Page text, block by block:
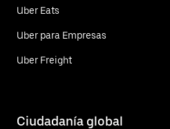
Uber Eats
Uber para Empresas
Uber Freight
Ciudadanía global